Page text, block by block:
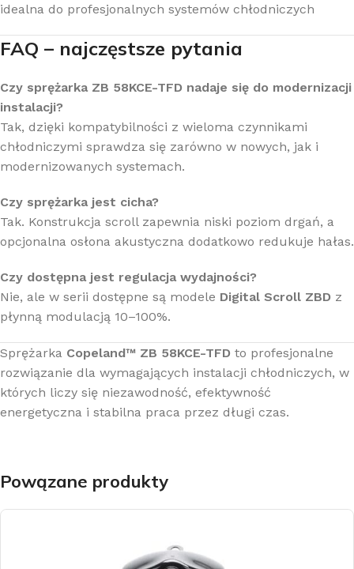
idealna do profesjonalnych systemów chłodniczych
FAQ – najczęstsze pytania
Czy sprężarka ZB 58KCE-TFD nadaje się do modernizacji
instalacji?
Tak, dzięki kompatybilności z wieloma czynnikami
chłodniczymi sprawdza się zarówno w nowych, jak i
modernizowanych systemach.
Czy sprężarka jest cicha?
Tak. Konstrukcja scroll zapewnia niski poziom drgań, a
opcjonalna osłona akustyczna dodatkowo redukuje hałas.
Czy dostępna jest regulacja wydajności?
Nie, ale w serii dostępne są modele Digital Scroll ZBD z
płynną modulacją 10–100%.
Sprężarka Copeland™ ZB 58KCE-TFD to profesjonalne
rozwiązanie dla wymagających instalacji chłodniczych, w
których liczy się niezawodność, efektywność
energetyczna i stabilna praca przez długi czas.
Powązane produkty